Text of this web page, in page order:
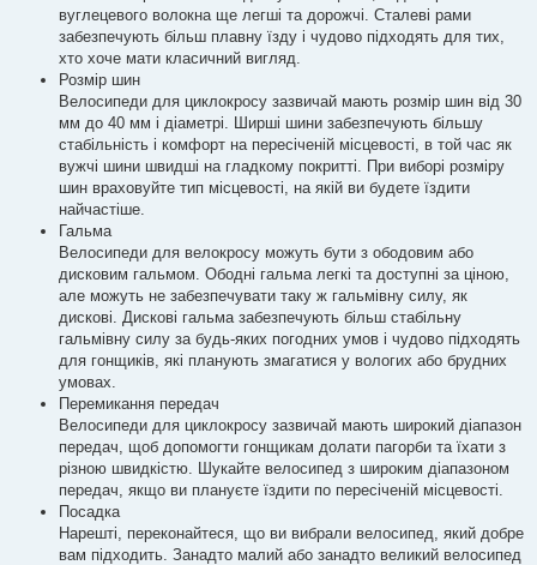
вуглецевого волокна ще легші та дорожчі. Сталеві рами
забезпечують більш плавну їзду і чудово підходять для тих,
хто хоче мати класичний вигляд.
Розмір шин
Велосипеди для циклокросу зазвичай мають розмір шин від 30
мм до 40 мм і діаметрі. Ширші шини забезпечують більшу
стабільність і комфорт на пересіченій місцевості, в той час як
вужчі шини швидші на гладкому покритті. При виборі розміру
шин враховуйте тип місцевості, на якій ви будете їздити
найчастіше.
Гальма
Велосипеди для велокросу можуть бути з ободовим або
дисковим гальмом. Ободні гальма легкі та доступні за ціною,
але можуть не забезпечувати таку ж гальмівну силу, як
дискові. Дискові гальма забезпечують більш стабільну
гальмівну силу за будь-яких погодних умов і чудово підходять
для гонщиків, які планують змагатися у вологих або брудних
умовах.
Перемикання передач
Велосипеди для циклокросу зазвичай мають широкий діапазон
передач, щоб допомогти гонщикам долати пагорби та їхати з
різною швидкістю. Шукайте велосипед з широким діапазоном
передач, якщо ви плануєте їздити по пересіченій місцевості.
Посадка
Нарешті, переконайтеся, що ви вибрали велосипед, який добре
вам підходить. Занадто малий або занадто великий велосипед